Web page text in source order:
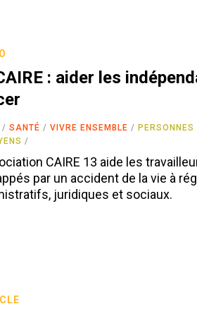
: aider les
SANTÉ VIVRE ENSEMBLE
PERSONNES
CAIRE 13 aide les
par un accident de la vie à
juridiques et sociaux.